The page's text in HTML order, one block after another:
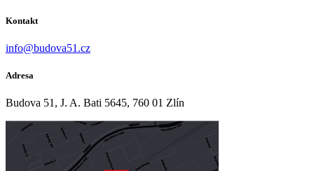
Kontakt
info@budova51.cz
Adresa
Budova 51, J. A. Bati 5645, 760 01 Zlín